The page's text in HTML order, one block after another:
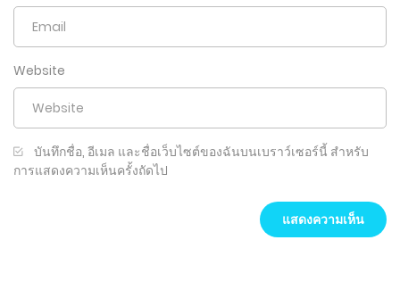
Website
บันทึกชื่อ, อีเมล และชื่อเว็บไซต์ของฉันบนเบราว์เซอร์นี้ สำหรับ
การแสดงความเห็นครั้งถัดไป